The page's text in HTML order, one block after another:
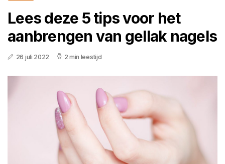
Lees deze 5 tips voor het
aanbrengen van gellak nagels
26 juli 2022 2 min leestijd